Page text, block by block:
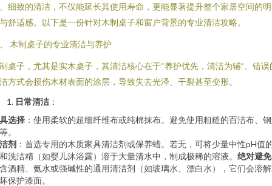
细致的清洁，不仅能延长其使用寿命，更能显著提升整个家居空间的
舒适感。以下是一份针对木制桌子和窗户背景的专业清洁攻略。
木制桌子的专业清洁与养护
桌子，尤其是实木桌子，其清洁核心在于“养护优先，清洁为辅”。错误
方式会损伤木材表面的涂层，导致失去光泽、干裂甚至变形。
日常清洁 ：
选择 ：使用柔软的超细纤维布或纯棉抹布。避免使用粗糙的百洁布、
。
剂 ：首选专用的木质家具清洁剂或保养蜡。若无，可将少量中性pH值
洗洁精（如婴儿沐浴露）溶于大量清水中，制成极稀的溶液。 绝对避免
酒精、氨水或强碱性的通用清洁剂（如玻璃水、漂白水），它们会溶
保护漆面。